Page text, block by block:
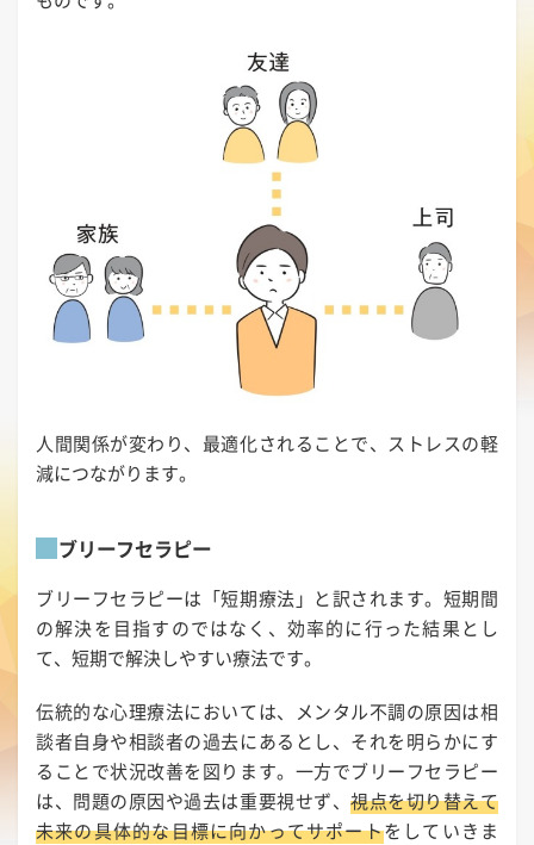
人間関係が変わり、最適化されることで、ストレスの軽
減につながります。
ブリーフセラピー
ブリーフセラピーは「短期療法」と訳されます。短期間
の解決を目指すのではなく、効率的に行った結果とし
て、短期で解決しやすい療法です。
伝統的な心理療法においては、メンタル不調の原因は相
談者自身や相談者の過去にあるとし、それを明らかにす
ることで状況改善を図ります。一方でブリーフセラピー
は、問題の原因や過去は重要視せず、視点を切り替えて
未来の具体的な目標に向かってサポートをしていきま